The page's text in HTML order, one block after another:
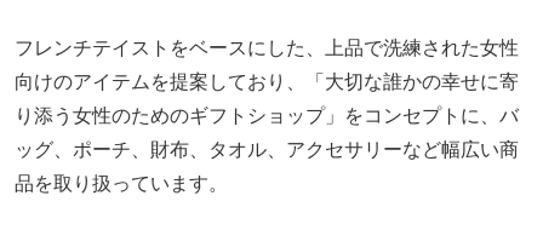
フレンチテイストをベースにした、上品で洗練された女性
向けのアイテムを提案しており、「大切な誰かの幸せに寄
り添う女性のためのギフトショップ」をコンセプトに、バ
ッグ、ポーチ、財布、タオル、アクセサリーなど幅広い商
品を取り扱っています。